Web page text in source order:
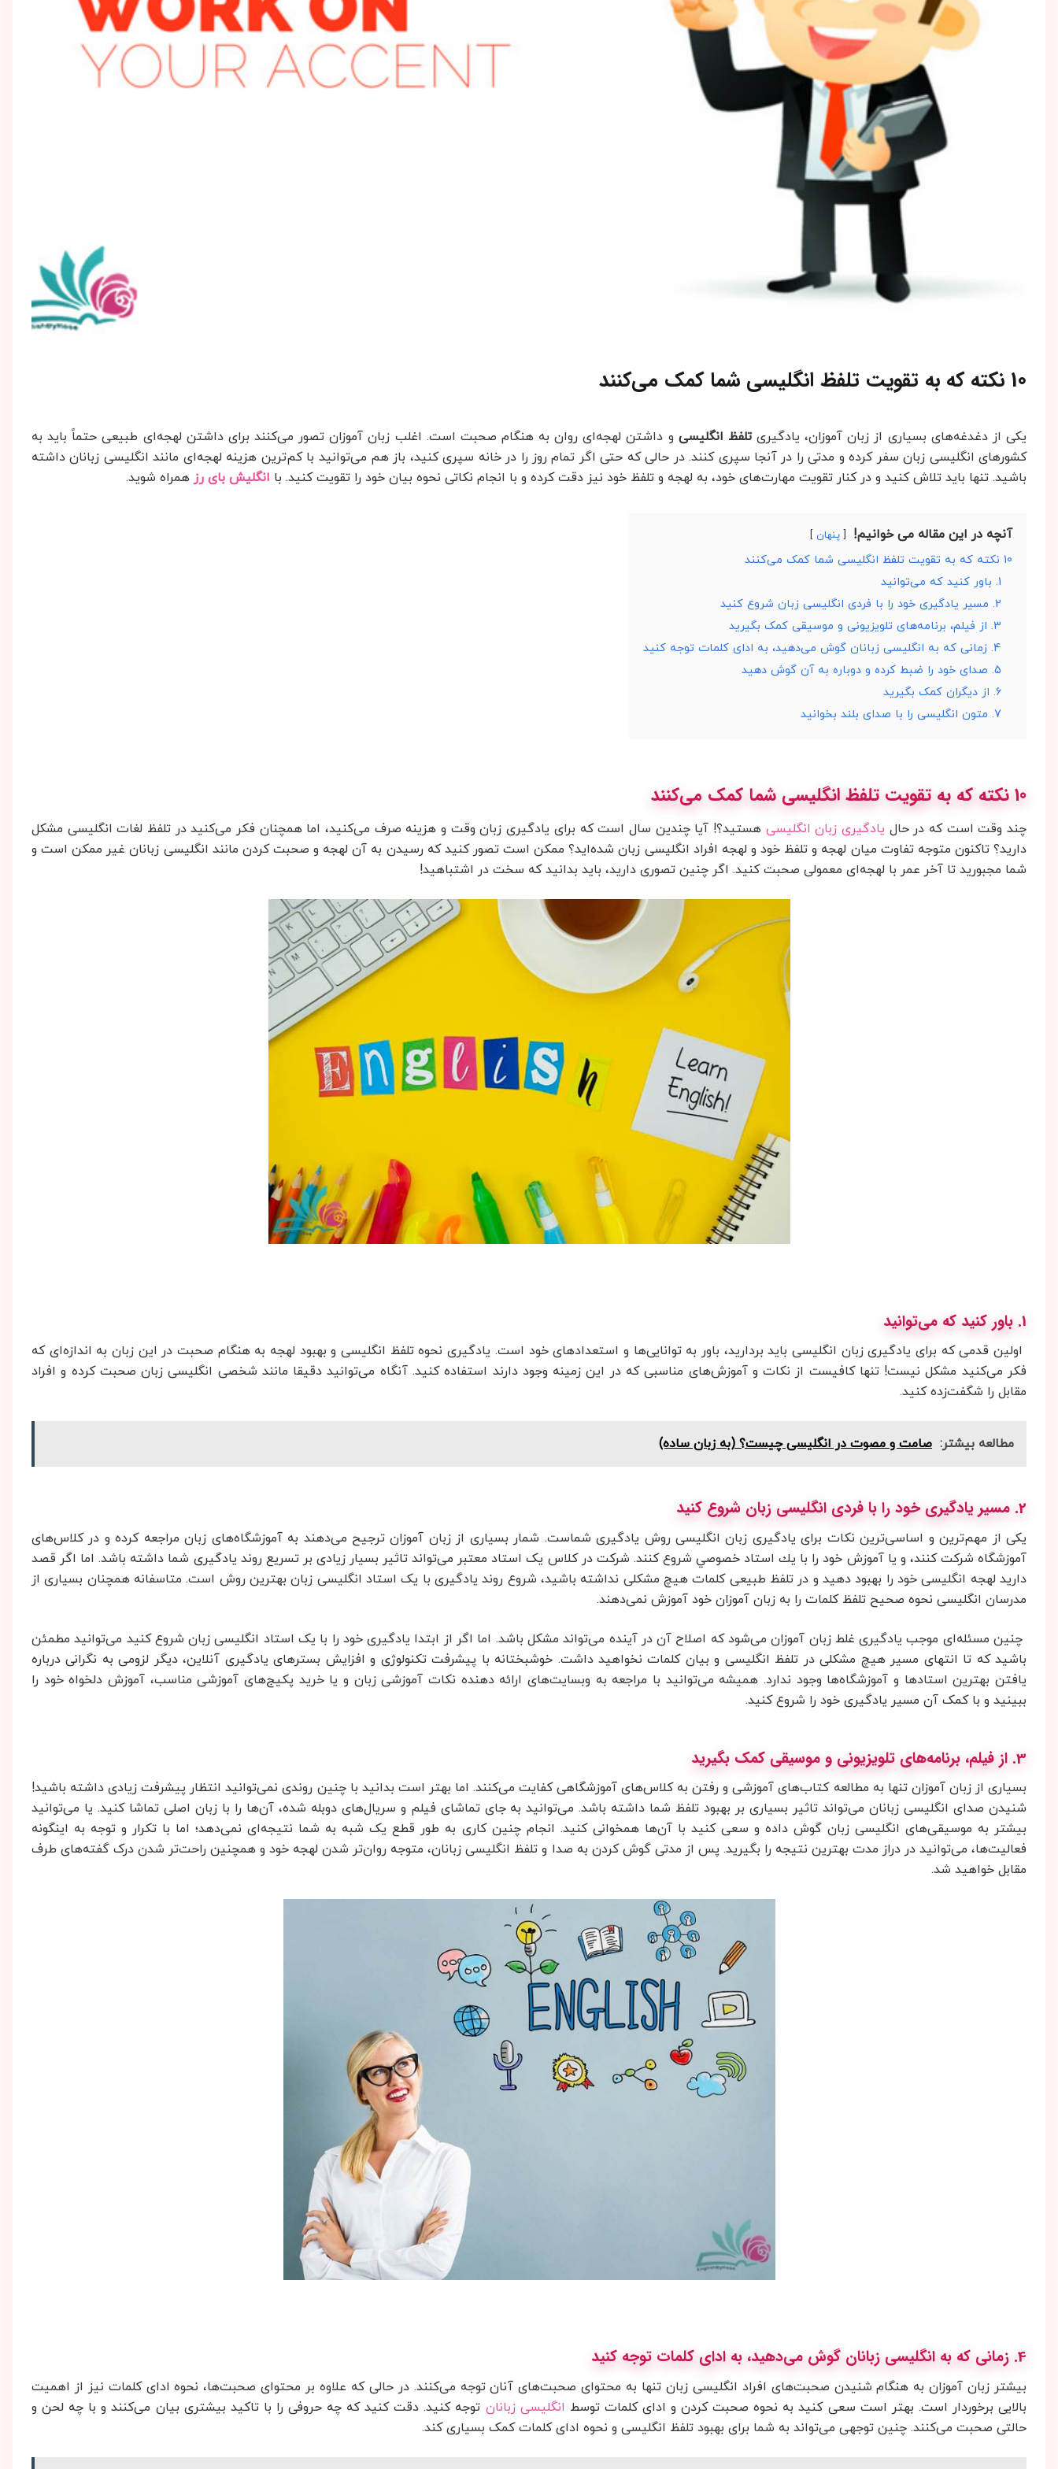
10 نکته که به تقویت تلفظ انگلیسی شما کمک می‌کنند
یکی از دغدغه‌های بسیاری از زبان آموزان، یادگیریتلفظ انگلیسی و داشتن لهجه‌ای روان به هنگام صحبت است. اغلب زبان آموزان تصور می‌کنند برای داشتن لهجه‌ای طبیعی حتماً باید به
کشورهای انگلیسی زبان سفر کرده و مدتی را در آنجا سپری کنند. در حالی که حتی اگر تمام روز را در خانه سپری کنید، باز هم می‌توانید با کم‌ترین هزینه لهجه‌ای مانند انگلیسی زبانان داشته
باشید. تنها باید تلاش کنید و در کنار تقویت مهارت‌های خود، به لهجه و تلفظ خود نیز دقت کرده و با انجام نکاتی نحوه بیان خود را تقویت کنید. با انگلیش بای رز همراه شوید.
آنچه در این مقاله می خوانیم! پنهان
10 نکته که به تقویت تلفظ انگلیسی شما کمک می‌کنند
1. باور کنید که می‌توانید
2. مسیر یادگیری خود را با فردی انگلیسی زبان شروع کنید
3. از فیلم، برنامه‌های تلویزیونی و موسیقی کمک بگیرید
4. زمانی که به انگلیسی زبانان گوش می‌دهید، به ادای کلمات توجه کنید
5. صدای خود را ضبط کرده و دوباره به آن گوش دهید
6. از دیگران کمک بگیرید
7. متون انگلیسی را با صدای بلند بخوانید
10 نکته که به تقویت تلفظ انگلیسی شما کمک می‌کنند
چند وقت است که در حال یادگیری زبان انگلیسی هستید؟! آیا چندین سال است که برای یادگیری زبان وقت و هزینه صرف می‌کنید، اما همچنان فکر می‌کنید در تلفظ لغات انگلیسی مشکل
دارید؟ تاکنون متوجه تفاوت میان لهجه و تلفظ خود و لهجه افراد انگلیسی زبان شده‌اید؟ ممکن است تصور کنید که رسیدن به آن لهجه و صحبت کردن مانند انگلیسی زبانان غیر ممکن است و
شما مجبورید تا آخر عمر با لهجه‌ای معمولی صحبت کنید. اگر چنین تصوری دارید، باید بدانید که سخت در اشتباهید!
1. باور کنید که می‌توانید
اولین قدمی که برای یادگیری زبان انگلیسی باید بردارید، باور به توانایی‌ها و استعدادهای خود است. یادگیری نحوه تلفظ انگلیسی و بهبود لهجه به هنگام صحبت در این زبان به اندازه‌ای که
فکر می‌کنید مشکل نیست! تنها کافیست از نکات و آموزش‌های مناسبی که در این زمینه وجود دارند استفاده کنید. آنگاه می‌توانید دقیقا مانند شخصی انگلیسی زبان صحبت کرده و افراد
مقابل را شگفت‌زده کنید.
مطالعه بیشتر: صامت و مصوت در انگلیسی چیست؟ (به زبان ساده)
2. مسیر یادگیری خود را با فردی انگلیسی زبان شروع کنید
یکی از مهم‌ترین و اساسی‌ترین نکات برای یادگیری زبان انگلیسی روش یادگیری شماست. شمار بسیاری از زبان آموزان ترجیح می‌دهند به آموزشگاه‌های زبان مراجعه کرده و در کلاس‌های
آموزشگاه شركت كنند،‌ و يا آموزش خود را با يك استاد خصوصي شروع كنند. شرکت در کلاس یک استاد معتبر می‌تواند تاثیر بسیار زیادی بر تسریع روند یادگیری شما داشته باشد. اما اگر قصد
دارید لهجه انگلیسی خود را بهبود دهید و در تلفظ طبیعی کلمات هیچ مشکلی نداشته باشید، شروع روند یادگیری با یک استاد انگلیسی زبان بهترین روش است. متاسفانه همچنان بسیاری از
مدرسان انگلیسی نحوه صحیح تلفظ کلمات را به زبان آموزان خود آموزش نمی‌دهند.
چنین مسئله‌ای موجب یادگیری غلط زبان ‌آموزان می‌شود که اصلاح آن در آینده می‌تواند مشکل باشد. اما اگر از ابتدا یادگیری خود را با یک استاد انگلیسی زبان شروع کنید می‌توانید مطمئن
باشید که تا انتهای مسیر هیچ مشکلی در تلفظ انگلیسی و بیان کلمات نخواهید داشت. خوشبختانه با پیشرفت تکنولوژی و افزایش بسترهای یادگیری آنلاین، دیگر لزومی به نگرانی درباره
یافتن بهترین استادها و آموزشگاه‌ها وجود ندارد. همیشه می‌توانید با مراجعه به وبسایت‌های ارائه دهنده نکات آموزشی زبان و یا خرید پکیج‌های آموزشی مناسب، آموزش دلخواه خود را
ببینید و با کمک آن مسیر یادگیری خود را شروع کنید.
3. از فیلم، برنامه‌های تلویزیونی و موسیقی کمک بگیرید
بسیاری از زبان آموزان تنها به مطالعه کتاب‌های آموزشی و رفتن به کلاس‌های آموزشگاهی کفایت می‌کنند. اما بهتر است بدانید با چنین روندی نمی‌توانید انتظار پیشرفت زیادی داشته باشید!
شنیدن صدای انگلیسی زبانان می‌تواند تاثیر بسیاری بر بهبود تلفظ شما داشته باشد. می‌توانید به جای تماشای فیلم و سریال‌های دوبله شده، آن‌ها را با زبان اصلی تماشا کنید. یا می‌توانید
بیشتر به موسیقی‌های انگلیسی زبان گوش داده و سعی کنید با آن‌ها همخوانی کنید. انجام چنین کاری به طور قطع یک شبه به شما نتیجه‌ای نمی‌دهد؛ اما با تکرار و توجه به اینگونه
فعالیت‌ها، می‌توانید در دراز مدت بهترین نتیجه را بگیرید. پس از مدتی گوش کردن به صدا و تلفظ انگلیسی زبانان، متوجه روان‌تر شدن لهجه خود و همچنین راحت‌تر شدن درک گفته‌های طرف
مقابل خواهید شد.
4. زمانی که به انگلیسی زبانان گوش می‌دهید، به ادای کلمات توجه کنید
بیشتر زبان آموزان به هنگام شنیدن صحبت‌های افراد انگلیسی زبان تنها به محتوای صحبت‌های آنان توجه می‌کنند. در حالی که علاوه بر محتوای صحبت‌ها، نحوه ادای کلمات نیز از اهمیت
بالایی برخوردار است. بهتر است سعی کنید به نحوه صحبت کردن و ادای کلمات توسط انگلیسی زبانان توجه کنید. دقت کنید که چه حروفی را با تاکید بیشتری بیان می‌کنند و با چه لحن و
حالتی صحبت می‌کنند. چنین توجهی می‌تواند به شما برای بهبود تلفظ انگلیسی و نحوه ادای کلمات کمک بسیاری کند.